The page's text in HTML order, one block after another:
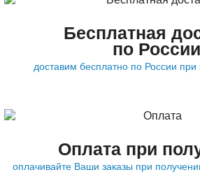
Бесплатная
по России
доставим бесплатно по России при
Оплата при
оплачивайте Ваши заказы при